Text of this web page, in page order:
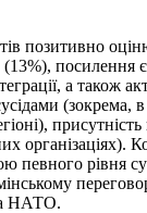
позитивно
посилення
а також
(зокрема,
організаціях).
певного рівня
НАТО.